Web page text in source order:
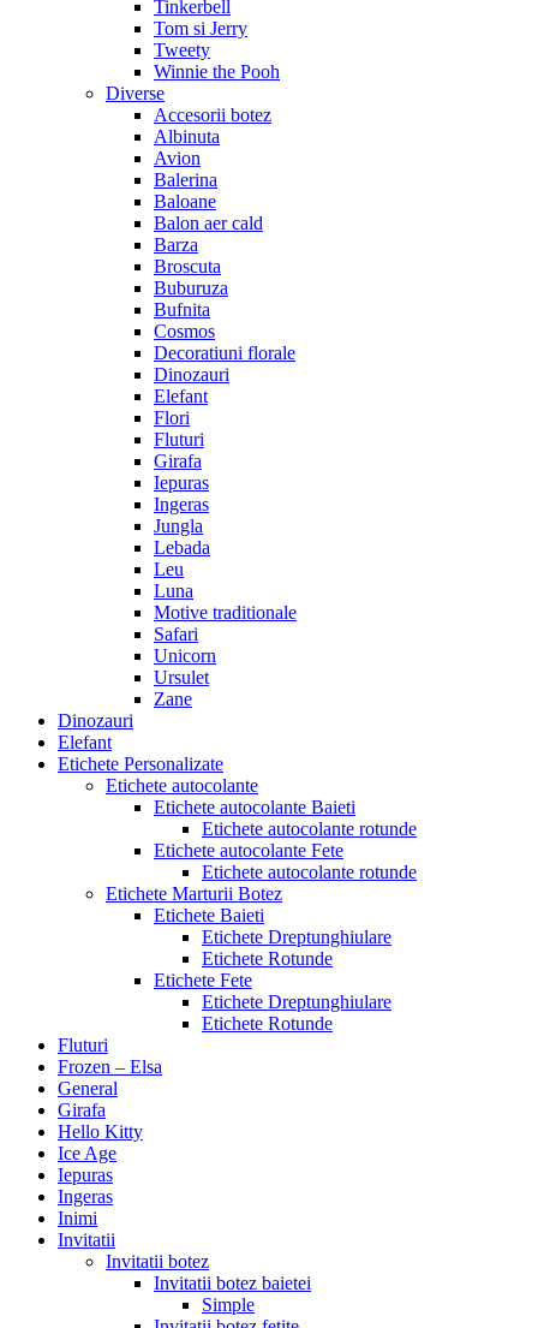
Tinkerbell
Tom si Jerry
Tweety
Winnie the Pooh
Diverse
Accesorii botez
Albinuta
Avion
Balerina
Baloane
Balon aer cald
Barza
Broscuta
Buburuza
Bufnita
Cosmos
Decoratiuni florale
Dinozauri
Elefant
Flori
Fluturi
Girafa
Iepuras
Ingeras
Jungla
Lebada
Leu
Luna
Motive traditionale
Safari
Unicorn
Ursulet
Zane
Dinozauri
Elefant
Etichete Personalizate
Etichete autocolante
Etichete autocolante Baieti
Etichete autocolante rotunde
Etichete autocolante Fete
Etichete autocolante rotunde
Etichete Marturii Botez
Etichete Baieti
Etichete Dreptunghiulare
Etichete Rotunde
Etichete Fete
Etichete Dreptunghiulare
Etichete Rotunde
Fluturi
Frozen – Elsa
General
Girafa
Hello Kitty
Ice Age
Iepuras
Ingeras
Inimi
Invitatii
Invitatii botez
Invitatii botez baietei
Simple